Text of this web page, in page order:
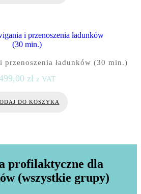
ładunków (30 min.)
zł z VAT
DO KOSZYKA
profilaktyczne dla
(wszystkie grupy)